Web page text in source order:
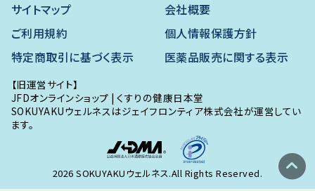
サイトマップ
会社概要
ご利用規約
個人情報保護方針
特定商取引に基づく表示
医薬品販売に関する表示
【旧運営サイト】
JFDオンラインショップ |くすりの健康日本堂
SOKUYAKUウェルネスはジェイフロンティア株式会社が運営してい
ます。
2026 SOKUYAKUウェルネス.All Rights Reserved. expand_circle_up